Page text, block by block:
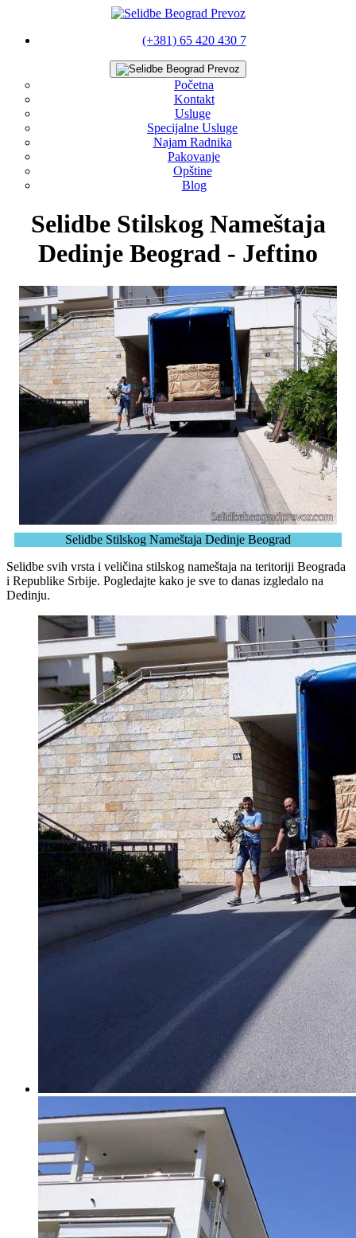
(+381) 65 420 430 7
Početna
Kontakt
Usluge
Specijalne Usluge
Najam Radnika
Pakovanje
Opštine
Blog
Selidbe Stilskog Nameštaja
Dedinje Beograd - Jeftino
Selidbe Stilskog Nameštaja Dedinje Beograd
Selidbe svih vrsta i veličina stilskog nameštaja na teritoriji Beograda
i Republike Srbije. Pogledajte kako je sve to danas izgledalo na
Dedinju.